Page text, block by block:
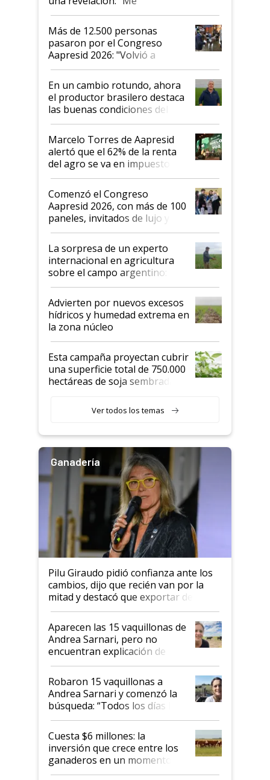
impresionó mucho"
Más de 12.500 personas
pasaron por el Congreso
Aapresid 2026: "Volvió a
demostrar que hablar del
suelo es hablar de todo el
sistema productivo"
En un cambio rotundo, ahora
el productor brasilero destaca
las buenas condiciones del
agro argentino para invertir:
"Los veo más motivados"
Marcelo Torres de Aapresid
alertó que el 62% de la renta
del agro se va en impuestos:
"No es bueno que en
Argentina se sigan discutiendo
las mismas cosas de hace 50
años"
Comenzó el Congreso
Aapresid 2026, con más de 100
paneles, invitados de lujo y
todas las tendencias
La sorpresa de un experto
internacional en agricultura
sobre el campo argentino:
"Estoy muy impresionado"
Advierten por nuevos excesos
hídricos y humedad extrema en
la zona núcleo
Esta campaña proyectan cubrir
una superficie total de 750.000
hectáreas de soja sembradas
variedades que marcan un
salto tecnológico en genética y
Ver todos los temas
Ganadería
Pilu Giraudo pidió confianza ante los
cambios, dijo que recién van por la
mitad y destacó que exportar dejó de
ser "para unos pocos": "Tenemos un
mandato muy claro del gobierno
nacional"
Aparecen las 15 vaquillonas de
Andrea Sarnari, pero no
encuentran explicación de
cómo llegaron allí
Robaron 15 vaquillonas a
Andrea Sarnari y comenzó la
búsqueda: “Todos los días le
toca a algún productor”
Cuesta $6 millones: la
inversión que crece entre los
ganaderos en un momento
histórico para la actividad